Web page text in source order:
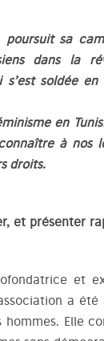
poursuit sa
dans la
s’est soldée
en
à nos
droits.
et présenter
et
a
Elle